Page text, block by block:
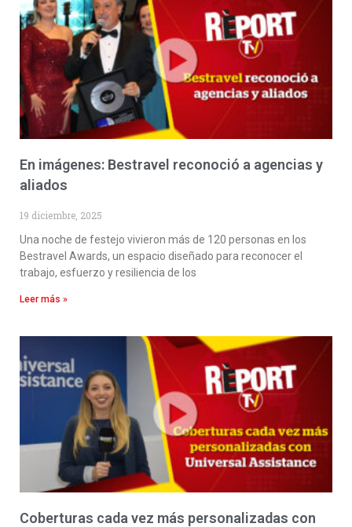
En imágenes: Bestravel reconoció a agencias y
aliados
19 diciembre, 2025
Una noche de festejo vivieron más de 120 personas en los
Bestravel Awards, un espacio diseñado para reconocer el
trabajo, esfuerzo y resiliencia de los
Leer más »
Coberturas cada vez más personalizadas con